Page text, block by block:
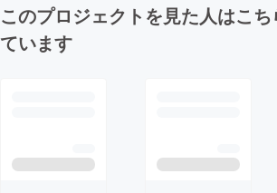
このプロジェクトを見た人はこ
ています